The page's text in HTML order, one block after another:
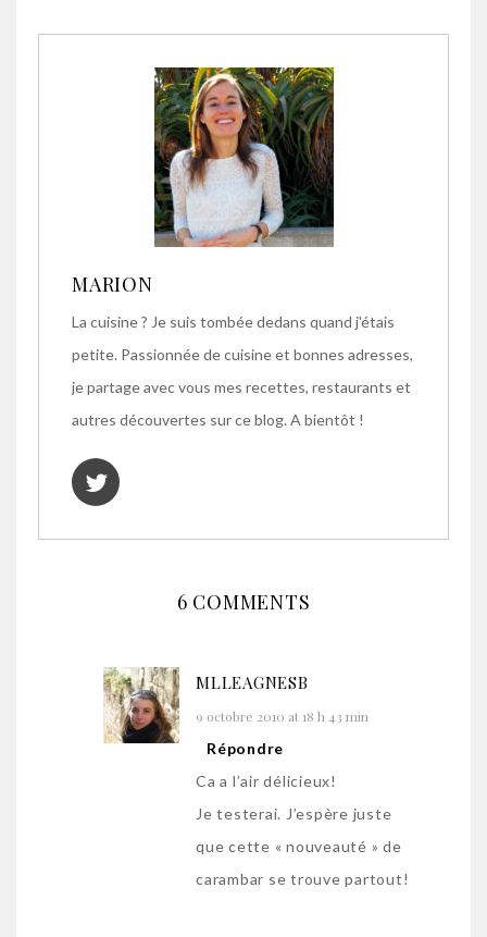
MARION
La cuisine ? Je suis tombée dedans quand j'étais
petite. Passionnée de cuisine et bonnes adresses,
je partage avec vous mes recettes, restaurants et
autres découvertes sur ce blog. A bientôt !
6 COMMENTS
MLLEAGNESB
9 octobre 2010 at 18 h 43 min
Répondre
Ca a l’air délicieux!
Je testerai. J’espère juste
que cette « nouveauté » de
carambar se trouve partout!